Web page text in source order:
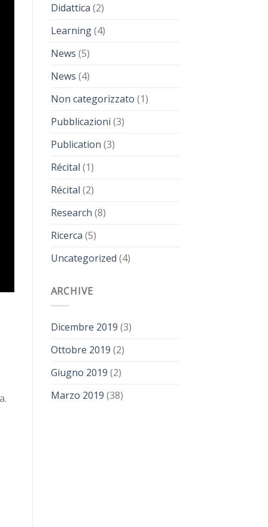
Didattica (2)
Learning(4)
News (5)
News (4)
Non categorizzato (1)
Pubblicazioni (3)
Publication (3)
Récital (1)
Récital (2)
Research (8)
Ricerca (5)
Uncategorized (4)
ARCHIVE
Dicembre 2019 (3)
Ottobre 2019 (2)
Giugno 2019 (2)
Marzo 2019 (38)